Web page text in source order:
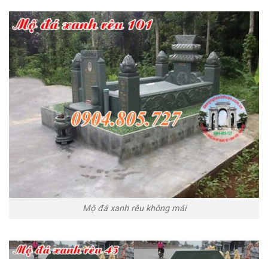
Mộ đá xanh rêu không mái